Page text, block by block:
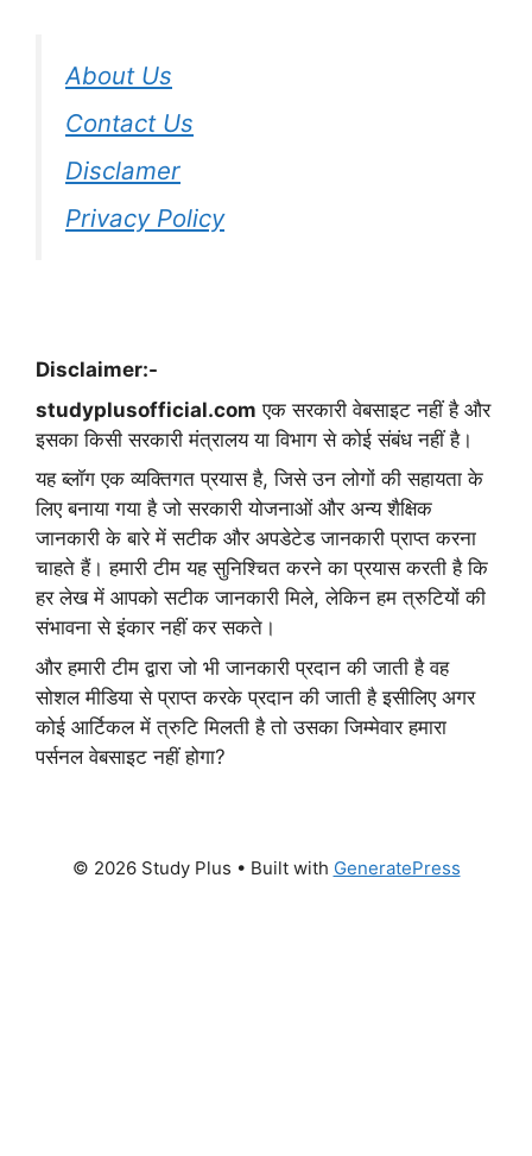
About Us
Contact Us
Disclamer
Privacy Policy
Disclaimer:-
studyplusofficial.com एक सरकारी वेबसाइट नहीं है और
इसका किसी सरकारी मंत्रालय या विभाग से कोई संबंध नहीं है।
यह ब्लॉग एक व्यक्तिगत प्रयास है, जिसे उन लोगों की सहायता के
लिए बनाया गया है जो सरकारी योजनाओं और अन्य शैक्षिक
जानकारी के बारे में सटीक और अपडेटेड जानकारी प्राप्त करना
चाहते हैं। हमारी टीम यह सुनिश्चित करने का प्रयास करती है कि
हर लेख में आपको सटीक जानकारी मिले, लेकिन हम त्रुटियों की
संभावना से इंकार नहीं कर सकते।
और हमारी टीम द्वारा जो भी जानकारी प्रदान की जाती है वह
सोशल मीडिया से प्राप्त करके प्रदान की जाती है इसीलिए अगर
कोई आर्टिकल में त्रुटि मिलती है तो उसका जिम्मेवार हमारा
पर्सनल वेबसाइट नहीं होगा?
© 2026 Study Plus • Built with GeneratePress